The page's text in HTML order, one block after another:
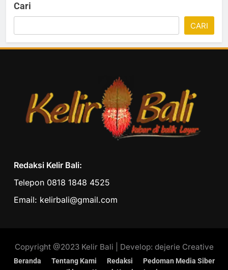
Cari
CARI
Redaksi Kelir Bali:
Telepon 0818 1848 4525
Email: kelirbali@gmail.com
Copyright @2023 Kelir Bali | Develop: dejerie Creative
Beranda Tentang Kami Redaksi
Pedoman Media Siber